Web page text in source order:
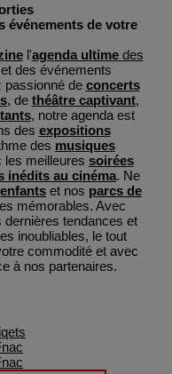
événements de votre
l'agenda ultimedes
des événements
passionné de concerts
, de théâtre captivant,
, notre agenda est
des expositions
des musiques
les meilleures soirées
inédits au cinéma. Ne
et nos parcs de
mémorables. Avec
tendances et
inoubliables, le tout
commodité et avec
à nos partenaires.